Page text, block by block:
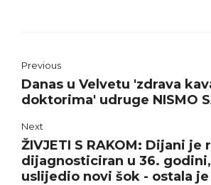
Previous
Danas u Velvetu 'zdrava
doktorima' udruge NISMO
Next
ŽIVJETI S RAKOM: Dijani je
dijagnosticiran u 36.
uslijedio novi šok - ostala je